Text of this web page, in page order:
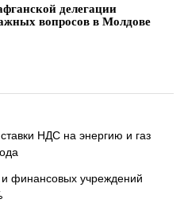
делегации
вопросов в Молдове
НДС на энергию и газ
финансовых учреждений